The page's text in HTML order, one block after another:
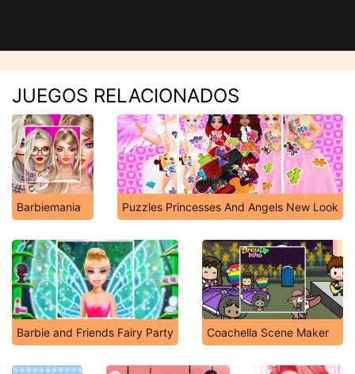
JUEGOS RELACIONADOS
Barbiemania Puzzles Princesses And Angels New Look
Barbie and Friends Fairy Party Coachella Scene Maker